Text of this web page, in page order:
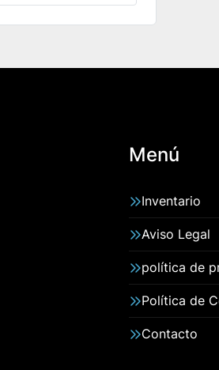
Menú
Inventario
Aviso Legal
política de
Política de
Contacto